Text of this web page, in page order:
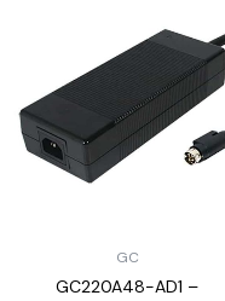
GC
GC220A48-AD1 –